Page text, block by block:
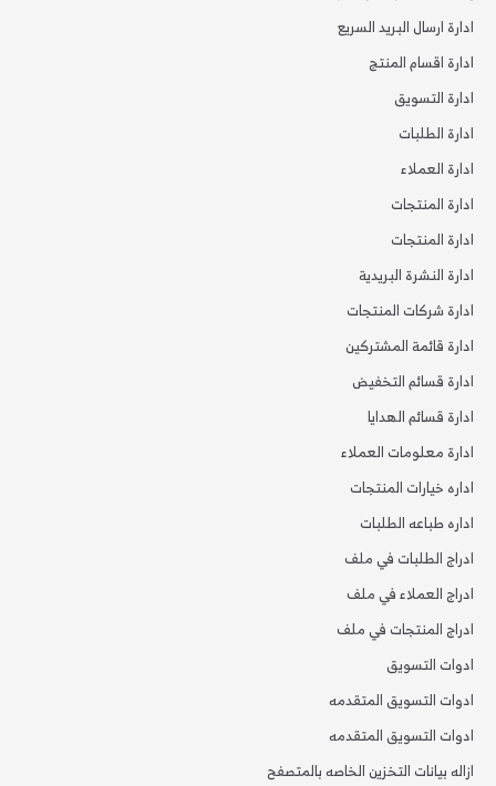
ادارة ارسال البريد السريع
ادارة اقسام المنتج
ادارة التسويق
ادارة الطلبات
ادارة العملاء
ادارة المنتجات
ادارة المنتجات
ادارة النشرة البريدية
ادارة شركات المنتجات
ادارة قائمة المشتركين
ادارة قسائم التخفيض
ادارة قسائم الهدايا
ادارة معلومات العملاء
اداره خيارات المنتجات
اداره طباعه الطلبات
ادراج الطلبات في ملف
ادراج العملاء في ملف
ادراج المنتجات في ملف
ادوات التسويق
ادوات التسويق المتقدمه
ادوات التسويق المتقدمه
ازاله بيانات التخزين الخاصه بالمتصفح